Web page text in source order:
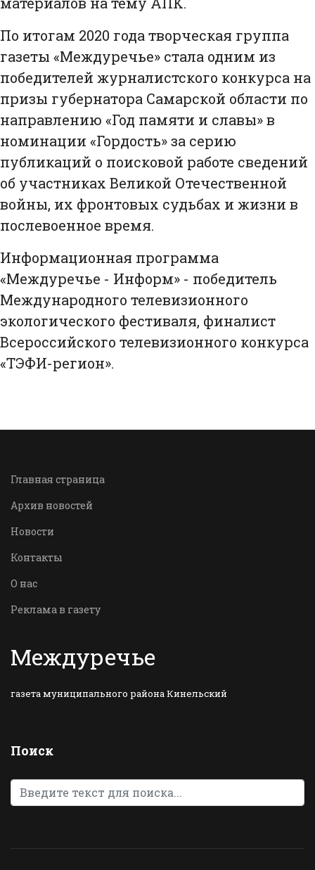
По итогам 2020 года творческая группа
газеты «Междуречье» стала одним из
победителей журналистского конкурса на
призы губернатора Самарской области по
направлению «Год памяти и славы» в
номинации «Гордость» за серию
публикаций о поисковой работе сведений
об участниках Великой Отечественной
войны, их фронтовых судьбах и жизни в
послевоенное время.
Информационная программа
«Междуречье - Информ» - победитель
Международного телевизионного
экологического фестиваля, финалист
Всероссийского телевизионного конкурса
«ТЭФИ-регион».
Главная страница
Архив новостей
Новости
Контакты
О нас
Реклама в газету
Междуречье
газета муниципального района Кинельский
Поиск